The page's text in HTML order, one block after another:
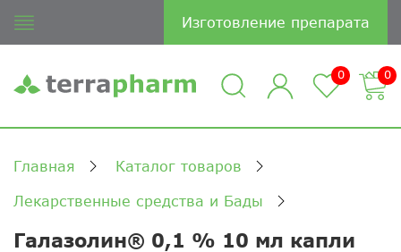
Изготовление препарата
0 0
Главная Каталог товаров
Лекарственные средства и Бады
Галазолин® 0,1 % 10 мл капли